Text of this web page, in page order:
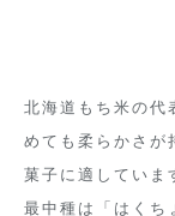
北海道もち米の代
めても柔らかさが
菓子に適していま
最中種は「はくち